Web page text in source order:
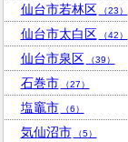
仙台市若林区 （23）
仙台市太白区 （42）
仙台市泉区 （39）
石巻市 （27）
塩竈市 （6）
気仙沼市 （5）